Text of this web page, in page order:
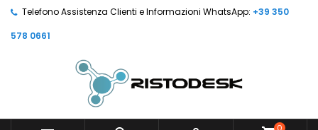
Telefono Assistenza Clienti e Informazioni WhatsApp: +39 350
578 0661